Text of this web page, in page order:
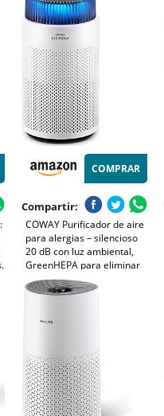
y de bajo consumo
(AC0950/10)
COMPRAR
Compartir:
COWAY Purificador de aire
para alergias – silencioso
20 dB con luz ambiental,
GreenHEPA para eliminar
99,999% de partículas 0,01
µm, CADR alto 244 m³/h –
AIRMEGA 100